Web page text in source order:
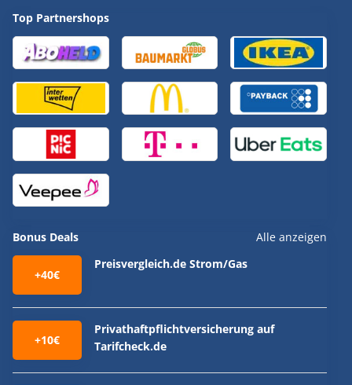
Top Partnershops
Bonus Deals Alle anzeigen
+40€
Preisvergleich.de Strom/Gas
+10€
Privathaftpflichtversicherung auf
Tarifcheck.de